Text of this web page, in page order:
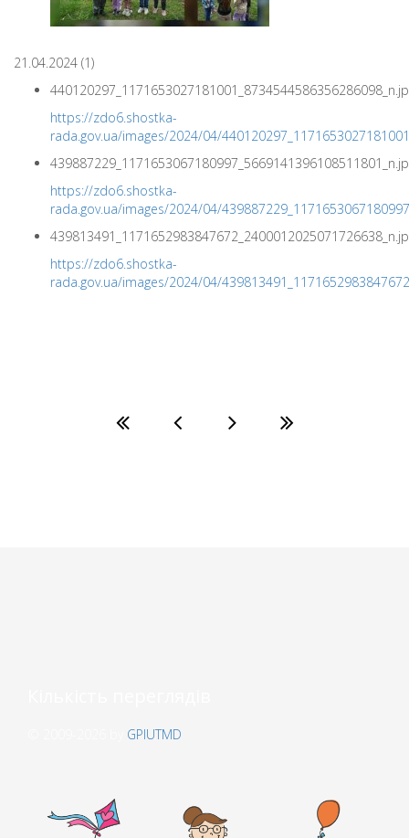
21.04.2024 (1)
https://zdo6.shostka-
rada.gov.ua/images/2024/04/
https://zdo6.shostka-
rada.gov.ua/images/2024/04/
https://zdo6.shostka-
rada.gov.ua/images/2024/04/
GPIUTMD